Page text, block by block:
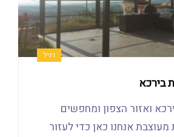
רגיל
בירכא
ואזור הצפון ומחפשים
אנחנו כאן כדי לעזור